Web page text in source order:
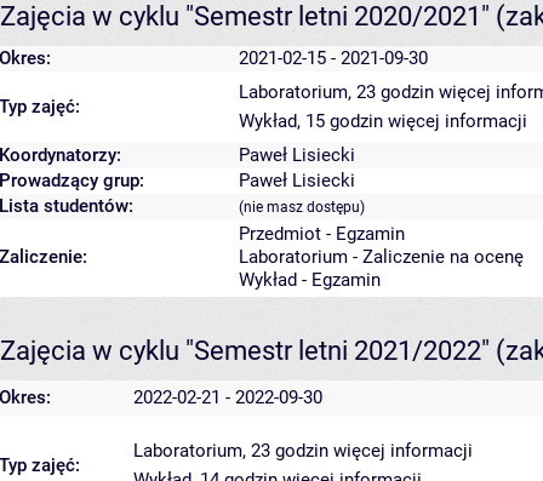
Zajęcia w cyklu "Semestr letni 2020/2021"
Okres: 2021-02-15 - 2021-09-30
Typ zajęć:
Laboratorium, 23 godzin więcej
Wykład, 15 godzin więcej informacji
Koordynatorzy:
Paweł Lisiecki
Prowadzący grup:
Paweł Lisiecki
Lista studentów:
(nie masz dostępu)
Zaliczenie:
Przedmiot - Egzamin
Laboratorium - Zaliczenie na ocenę
Wykład - Egzamin
Zajęcia w cyklu "Semestr letni 2021/2022"
Okres: 2022-02-21 - 2022-09-30
Typ zajęć:
Laboratorium, 23 godzin więcej informacji